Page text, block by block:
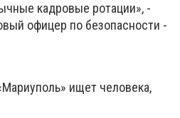
кадровые ротации», -
офицер по безопасности -
ищет человека,